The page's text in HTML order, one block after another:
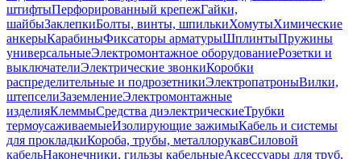
штифтыПерфорированный крепежГайки,
шайбыЗаклепкиБолты, винты, шпилькиХомутыХимические
анкерыКарабиныФиксаторы арматурыШплинтыПружины
универсальныеЭлектромонтажное оборудованиеРозетки и
выключателиЭлектрические звонкиКоробки
распределительные и подрозетникиЭлектропатроныВилки,
штепселиЗаземлениеЭлектромонтажные
изделияКлеммыСредства диэлектрическиеТрубки
термоусаживаемыеИзолирующие зажимыКабель и системы
для прокладкиКороба, трубы, металлорукавСиловой
кабельНаконечники, гильзы кабельныеАксессуары для труб,